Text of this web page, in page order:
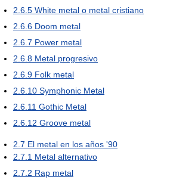
2.6.5 White metal o metal cristiano
2.6.6 Doom metal
2.6.7 Power metal
2.6.8 Metal progresivo
2.6.9 Folk metal
2.6.10 Symphonic Metal
2.6.11 Gothic Metal
2.6.12 Groove metal
2.7 El metal en los años '90
2.7.1 Metal alternativo
2.7.2 Rap metal